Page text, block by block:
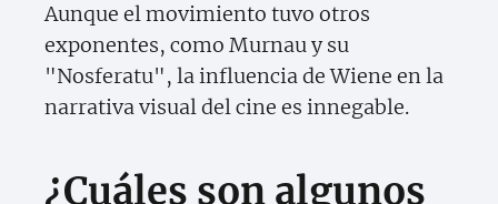
Aunque el movimiento tuvo otros
exponentes, como Murnau y su
"Nosferatu", la influencia de Wiene en la
narrativa visual del cine es innegable.
¿Cuáles son algunos